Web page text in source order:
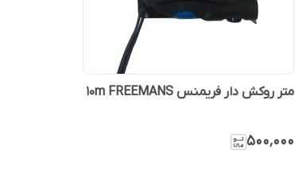
متر روکش دار فریمنس 10m FREEMANS
۵۰۰٬۰۰۰